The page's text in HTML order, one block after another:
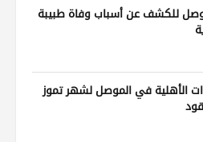
للكشف عن أسباب وفاة طبيبة
الأهلية في الموصل لشهر تموز